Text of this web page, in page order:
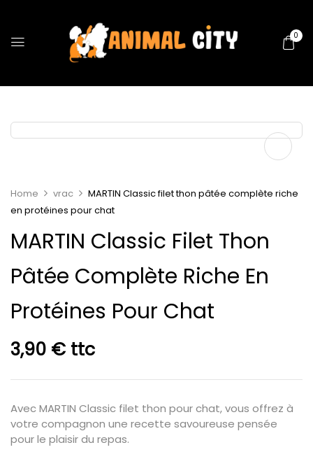
0
Home vrac
MARTIN Classic filet thon pâtée complète riche
en protéines pour chat
MARTIN Classic Filet Thon
Pâtée Complète Riche En
Protéines Pour Chat
3,90 € ttc
Avec MARTIN Classic filet thon pour chat, vous offrez à
votre compagnon une recette savoureuse pensée
pour le plaisir du repas.